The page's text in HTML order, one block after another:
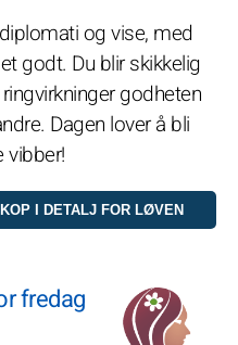
og vise, med
godt. Du blir skikkelig
godheten
Dagen lover å bli
vibber!
fredag